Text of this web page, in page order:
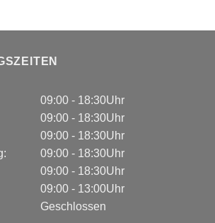
09:00 - 18:30Uhr
09:00 - 18:30Uhr
09:00 - 18:30Uhr
09:00 - 18:30Uhr
09:00 - 18:30Uhr
09:00 - 13:00Uhr
Geschlossen